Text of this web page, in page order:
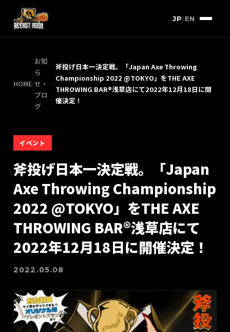
JP/EN
HOME/
お知
ら
せ・
ブロ
グ
/
斧投げ日本一決定戦。「Japan Axe Throwing
Championship 2022 @TOKYO」をTHE AXE
THROWING BAR®︎浅草店にて2022年12月18日に開
催決定！
イベント
斧投げ日本一決定戦。「Japan
Axe Throwing Championship
2022 @TOKYO」をTHE AXE
THROWING BAR®︎浅草店にて
2022年12月18日に開催決定！
2022.05.08